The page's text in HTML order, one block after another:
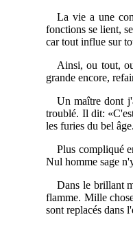
La vie a une
fonctions se lient,
car tout influe sur
Ainsi, ou tout,
grande encore,
Un maître dont
troublé. Il dit:
les furies du bel âge.
Plus compliqué
Nul homme sage
Dans le brillant
flamme. Mille
sont replacés dans